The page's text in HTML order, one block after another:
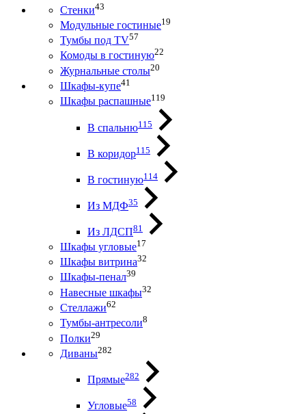
Стенки43
Модульные гостиные19
Тумбы под ТV57
Комоды в гостиную22
Журнальные столы20
Шкафы-купе41
Шкафы распашные119
В спальню115
В коридор115
В гостиную114
Из МДФ35
Из ЛДСП81
Шкафы угловые17
Шкафы витрина32
Шкафы-пенал39
Навесные шкафы32
Стеллажи62
Тумбы-антресоли8
Полки29
Диваны282
Прямые282
Угловые58